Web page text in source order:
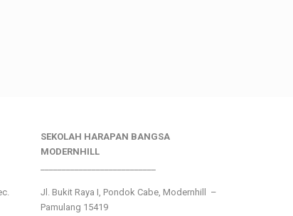
SEKOLAH HARAPAN BANGSA
MODERNHILL
Jl. Bukit Raya I, Pondok Cabe, Modernhill –
Pamulang 15419